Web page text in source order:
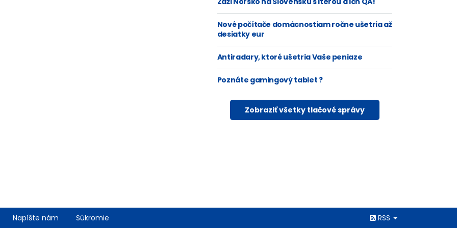
Nové počítače domácnostiam ročne ušetria až
desiatky eur
Antiradary, ktoré ušetria Vaše peniaze
Poznáte gamingový tablet ?
Zobraziť všetky tlačové správy
Napíšte nám Súkromie RSS